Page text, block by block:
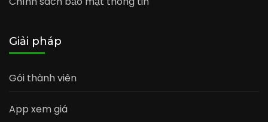
Giải pháp
Gói thành viên
App xem giá